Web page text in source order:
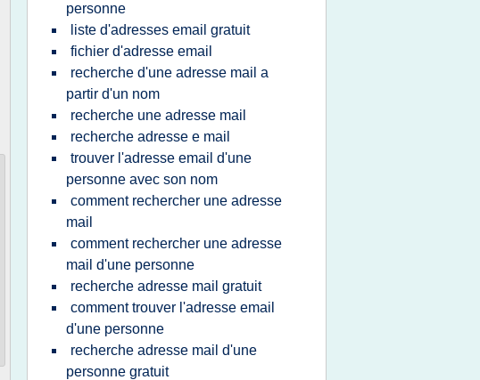
personne
liste d'adresses email gratuit
fichier d'adresse email
recherche d'une adresse mail a
partir d'un nom
recherche une adresse mail
recherche adresse e mail
trouver l'adresse email d'une
personne avec son nom
comment rechercher une adresse
mail
comment rechercher une adresse
mail d'une personne
recherche adresse mail gratuit
comment trouver l'adresse email
d'une personne
recherche adresse mail d'une
personne gratuit